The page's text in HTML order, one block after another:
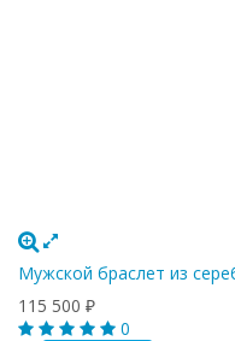
Мужской браслет из
115 500 ₽
0